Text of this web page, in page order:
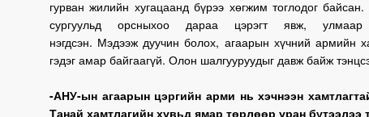
гурван жилийн хугацаанд бүрээ хөгжим тоглодог
сургуульд орсныхоо дараа цэрэгт явж, улмаар
нэгдсэн. Мэдээж дуучин болох, агаарын хүчний армийн
гэдэг амар байгаагүй. Олон шалгууруудыг давж байж
-АНУ-ын агаарын цэргийн арми нь хэчнээн
Танай хамтлагийн хувьд ямар төрлөөр уран бүтээлээ